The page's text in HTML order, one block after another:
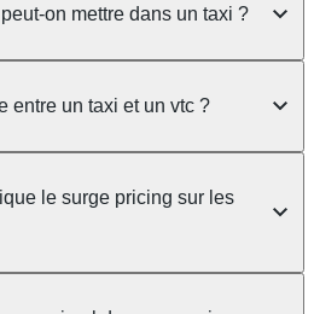
on mettre dans un taxi ?
général jusqu'à 3 bagages
dans le champ "Message
réservation. Le prix n'est
de bagages.
entre un taxi et un vtc ?
dans la rue, à une
avec un tarif au
prix fixe annoncé à
le surge pricing sur les